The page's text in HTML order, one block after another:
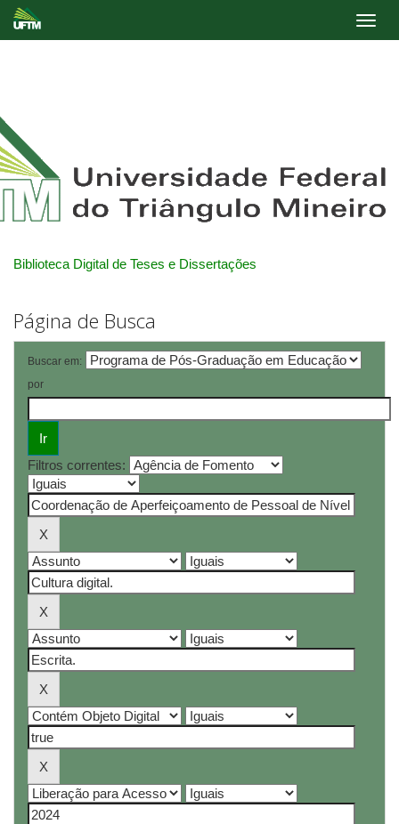
Biblioteca Digital de Teses e Dissertações
Página de Busca
Buscar em:
por
Filtros correntes: